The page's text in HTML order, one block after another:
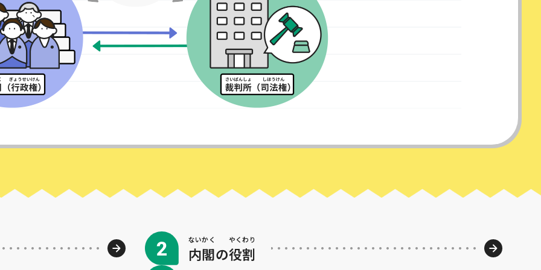
内閣
ないかく
の役割
やくわり